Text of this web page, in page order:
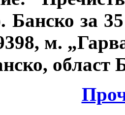
Банско за
м.
област